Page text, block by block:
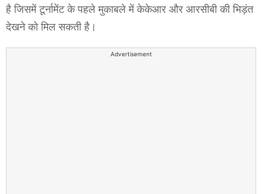
है जिसमें टूर्नामेंट के पहले मुकाबले में केकेआर और आरसीबी की भिड़ंत
देखने को मिल सकती है।
Advertisement